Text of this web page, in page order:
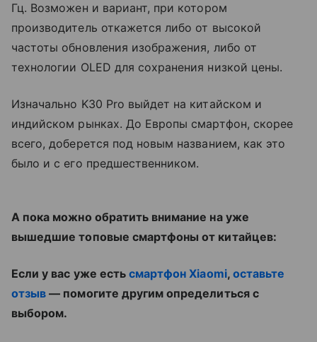
Гц. Возможен и вариант, при котором
производитель откажется либо от высокой
частоты обновления изображения, либо от
технологии OLED для сохранения низкой цены.
Изначально K30 Pro выйдет на китайском и
индийском рынках. До Европы смартфон, скорее
всего, доберется под новым названием, как это
было и с его предшественником.
А пока можно обратить внимание на уже
вышедшие топовые смартфоны от китайцев:
Если у вас уже есть смартфон Xiaomi, оставьте
отзыв — помогите другим определиться с
выбором.